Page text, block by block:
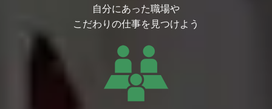
せるカルチャーがあります。
▼開発環境
め、ご希望に応じて最適なゲーム開発環境
に必要な機材を手配するなど、クリエイタ
を惜しみません。（例：機材等の開発環
境、勉強会参加にかかる費用、R&D等の
自分にあった職場や
こだわりの仕事を見つけよう